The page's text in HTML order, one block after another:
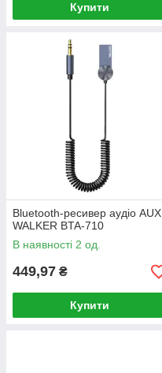
Купити
Bluetooth-ресивер аудіо AUX
WALKER BTA-710
В наявності 2 од.
449,97 ₴
Купити